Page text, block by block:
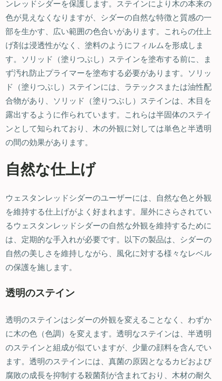
ンレッドシダーを保護します。ステインにより木の本来の
色が見えなくなりますが、シダーの自然な特徴と質感の一
部を生かす、広い範囲の色合いがあります。これらの仕上
げ剤は浸透性がなく、塗料のようにフィルムを形成しま
す。ソリッド（塗りつぶし）ステインを塗布する前に、ま
ず汚れ防止プライマーを塗布する必要があります。ソリッ
ド（塗りつぶし）ステインには、ラテックスまたは油性配
合物があり、ソリッド（塗りつぶし）ステインは、木目を
露出するように作られています。これらは半固体のステイ
ンとして知られており、木の外観に対しては単色と半透明
の間の効果があります。
自然な仕上げ
ウェスタンレッドシダーのユーザーには、自然な色と外観
を維持する仕上げがよく好まれます。屋外にさらされてい
るウェスタンレッドシダーの自然な外観を維持するために
は、定期的な手入れが必要です。以下の製品は、シダーの
自然の美しさを維持しながら、風化に対する様々なレベル
の保護を施します。
透明のステイン
透明のステインはシダーの外観を変えることなく、わずか
に木の色（色調）を変えます。透明なステインは、半透明
のステインと組成が似ていますが、少量の顔料を含んでい
ます。透明のステインには、真菌の原因となるカビおよび
腐敗の成長を抑制する殺菌剤が含まれており、木材の耐久